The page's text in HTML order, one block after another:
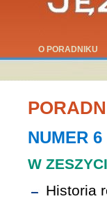
O PORADNIKU
NUMER 6
W
Historia